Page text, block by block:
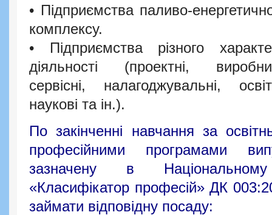
• Підприємства паливо-
комплексу.
• Підприємства різного
діяльності (проектні,
сервісні, налагоджувальні,
наукові та ін.).
По закінченні навчання за
професійними програмами
зазначену в
«Класифікатор професій» ДК
займати відповідну посаду: